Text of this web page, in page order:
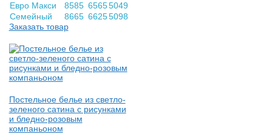
Евро Макси
8585 65655049
Семейный
8665 66255098
Заказать товар
Постельное белье из светло-
зеленого сатина с рисунками
и бледно-розовым
компаньоном